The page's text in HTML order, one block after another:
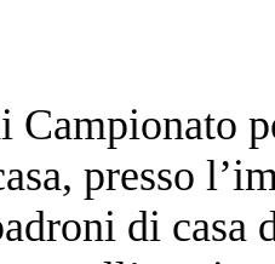
Campionato
presso
di casa